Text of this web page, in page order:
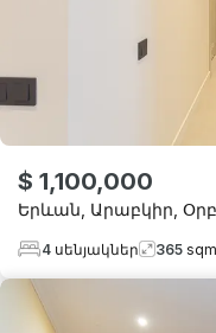
$ 1,100,000
Երևան Արաբկիր
4 սենյակներ 365 sqm